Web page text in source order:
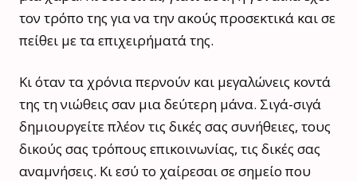
τον τρόπο της για να την ακούς προσεκτικά και σε
πείθει με τα επιχειρήματά της.
Κι όταν τα χρόνια περνούν και μεγαλώνεις κοντά
της τη νιώθεις σαν μια δεύτερη μάνα. Σιγά-σιγά
δημιουργείτε πλέον τις δικές σας συνήθειες, τους
δικούς σας τρόπους επικοινωνίας, τις δικές σας
αναμνήσεις. Κι εσύ το χαίρεσαι σε σημείο που